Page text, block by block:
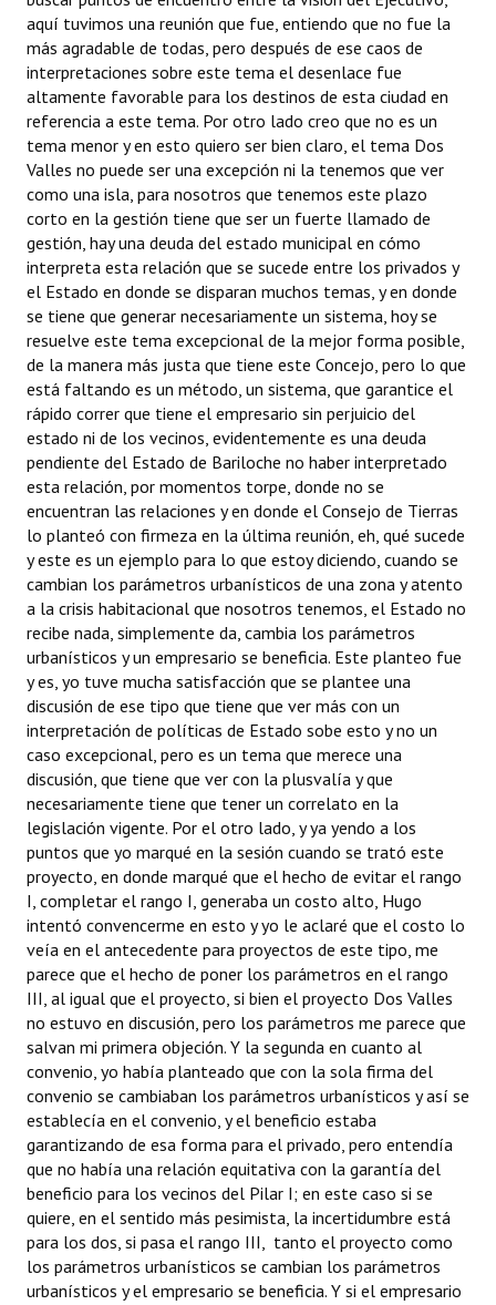
aquí tuvimos una reunión que fue, entiendo que no fue la
más agradable de todas, pero después de ese caos de
interpretaciones sobre este tema el desenlace fue
altamente favorable para los destinos de esta ciudad en
referencia a este tema. Por otro lado creo que no es un
tema menor y en esto quiero ser bien claro, el tema Dos
Valles no puede ser una excepción ni la tenemos que ver
como una isla, para nosotros que tenemos este plazo
corto en la gestión tiene que ser un fuerte llamado de
gestión, hay una deuda del estado municipal en cómo
interpreta esta relación que se sucede entre los privados y
el Estado en donde se disparan muchos temas, y en donde
se tiene que generar necesariamente un sistema, hoy se
resuelve este tema excepcional de la mejor forma posible,
de la manera más justa que tiene este Concejo, pero lo que
está faltando es un método, un sistema, que garantice el
rápido correr que tiene el empresario sin perjuicio del
estado ni de los vecinos, evidentemente es una deuda
pendiente del Estado de Bariloche no haber interpretado
esta relación, por momentos torpe, donde no se
encuentran las relaciones y en donde el Consejo de Tierras
lo planteó con firmeza en la última reunión, eh, qué sucede
y este es un ejemplo para lo que estoy diciendo, cuando se
cambian los parámetros urbanísticos de una zona y atento
a la crisis habitacional que nosotros tenemos, el Estado no
recibe nada, simplemente da, cambia los parámetros
urbanísticos y un empresario se beneficia. Este planteo fue
y es, yo tuve mucha satisfacción que se plantee una
discusión de ese tipo que tiene que ver más con un
interpretación de políticas de Estado sobe esto y no un
caso excepcional, pero es un tema que merece una
discusión, que tiene que ver con la plusvalía y que
necesariamente tiene que tener un correlato en la
legislación vigente. Por el otro lado, y ya yendo a los
puntos que yo marqué en la sesión cuando se trató este
proyecto, en donde marqué que el hecho de evitar el rango
I, completar el rango I, generaba un costo alto, Hugo
intentó convencerme en esto y yo le aclaré que el costo lo
veía en el antecedente para proyectos de este tipo, me
parece que el hecho de poner los parámetros en el rango
III, al igual que el proyecto, si bien el proyecto Dos Valles
no estuvo en discusión, pero los parámetros me parece que
salvan mi primera objeción. Y la segunda en cuanto al
convenio, yo había planteado que con la sola firma del
convenio se cambiaban los parámetros urbanísticos y así se
establecía en el convenio, y el beneficio estaba
garantizando de esa forma para el privado, pero entendía
que no había una relación equitativa con la garantía del
beneficio para los vecinos del Pilar I; en este caso si se
quiere, en el sentido más pesimista, la incertidumbre está
para los dos, si pasa el rango III, tanto el proyecto como
los parámetros urbanísticos se cambian los parámetros
urbanísticos y el empresario se beneficia. Y si el empresario